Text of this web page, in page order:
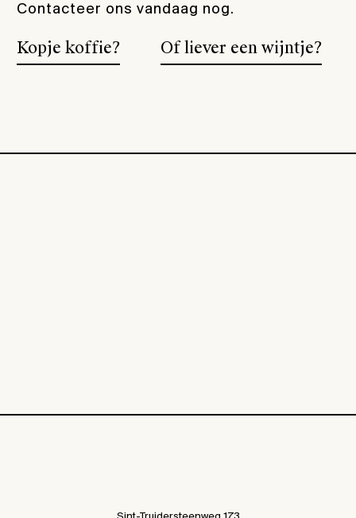
Contacteer ons vandaag nog.
Kopje koffie? Of liever een wijntje?